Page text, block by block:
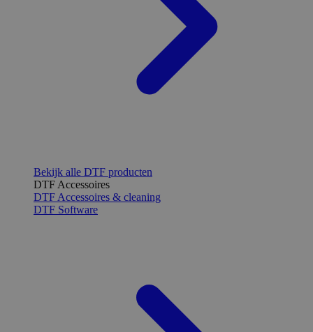
Bekijk alle DTF producten
DTF Accessoires
DTF Accessoires & cleaning
DTF Software